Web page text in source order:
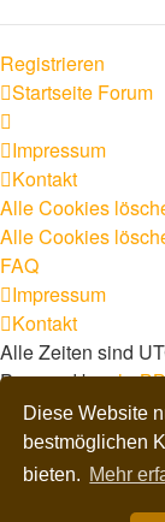
Diese Website
bestmöglichen
bieten. Mehr
Registrieren
Startseite Forum
Impressum
Kontakt
Alle Cookies
Alle Cookies
FAQ
Impressum
Kontakt
Alle Zeiten sind
Powered byphpBB
Deutsche
Dark Vision ©Kirk
Datenschutz|